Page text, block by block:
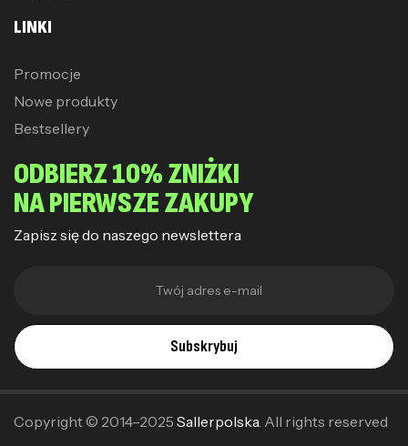
LINKI
Promocje
Nowe produkty
Bestsellery
ODBIERZ 10% ZNIŻKI
NA PIERWSZE ZAKUPY
Zapisz się do naszego newslettera
Subskrybuj
Copyright © 2014–2025 Sallerpolska . All rights reserved